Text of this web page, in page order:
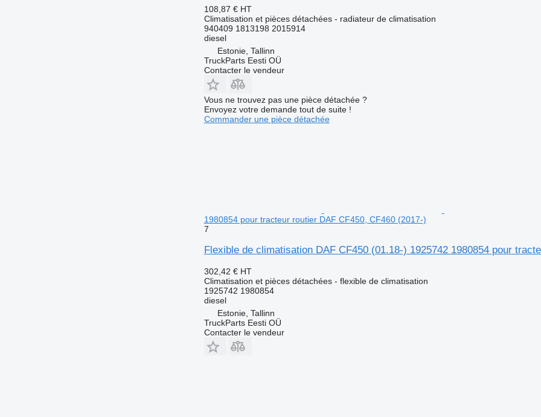
108,87 € HT
Climatisation et pièces détachées - radiateur de climatisation
940409 1813198 2015914
diesel
Estonie, Tallinn
TruckParts Eesti OÜ
Contacter le vendeur
Vous ne trouvez pas une pièce détachée ?
Envoyez votre demande tout de suite !
Commander une pièce détachée
1980854 pour tracteur routier DAF CF450, CF460 (2017-)
7
Flexible de climatisation DAF CF450 (01.18-) 1925742 1980854 pour
302,42 € HT
Climatisation et pièces détachées - flexible de climatisation
1925742 1980854
diesel
Estonie, Tallinn
TruckParts Eesti OÜ
Contacter le vendeur